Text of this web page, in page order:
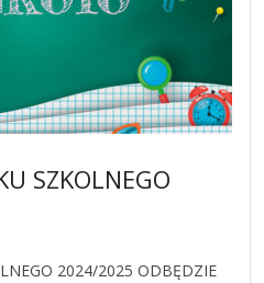
SZKOLNEGO
2024/2025 ODBĘDZIE